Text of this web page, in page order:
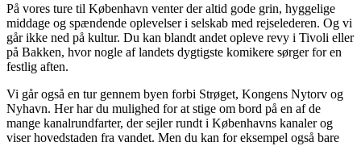
På vores ture til København venter der altid gode grin, hyggelige
middage og spændende oplevelser i selskab med rejselederen. Og vi
går ikke ned på kultur. Du kan blandt andet opleve revy i Tivoli eller
på Bakken, hvor nogle af landets dygtigste komikere sørger for en
festlig aften.
Vi går også en tur gennem byen forbi Strøget, Kongens Nytorv og
Nyhavn. Her har du mulighed for at stige om bord på en af de
mange kanalrundfarter, der sejler rundt i Københavns kanaler og
viser hovedstaden fra vandet. Men du kan for eksempel også bare